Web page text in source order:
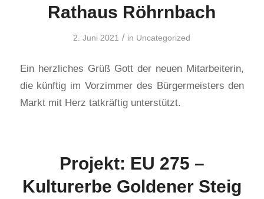
Rathaus Röhrnbach
2. Juni 2021 / in Uncategorized
Ein herzliches Grüß Gott der neuen Mitarbeiterin,
die künftig im Vorzimmer des Bürgermeisters den
Markt mit Herz tatkräftig unterstützt.
Projekt: EU 275 –
Kulturerbe Goldener Steig